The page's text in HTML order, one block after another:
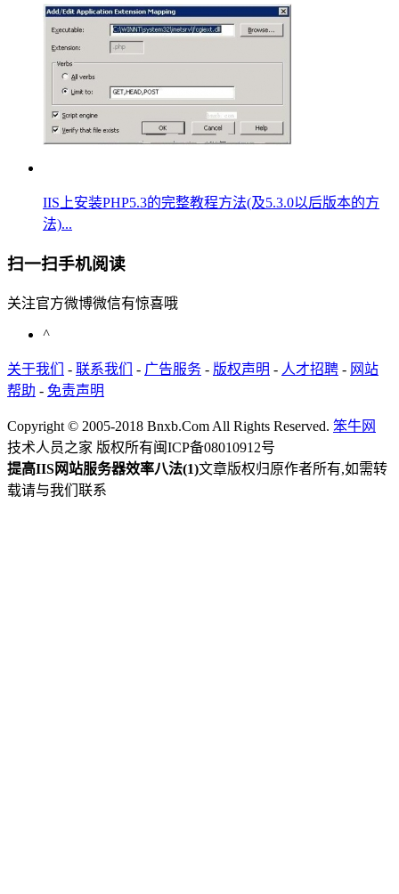
IIS上安装PHP5.3的完整教程方法(及5.3.0以后版本的方
法)...
扫一扫手机阅读
关注官方微博微信有惊喜哦
^
关于我们 - 联系我们 - 广告服务 - 版权声明 - 人才招聘 - 网站
帮助 - 免责声明
Copyright © 2005-2018 Bnxb.Com All Rights Reserved. 笨牛网
技术人员之家 版权所有闽ICP备08010912号
提高IIS网站服务器效率八法(1)文章版权归原作者所有,如需转
载请与我们联系